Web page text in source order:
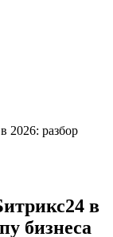
2026: разбор
в
бизнеса